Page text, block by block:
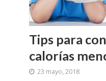
Tips para
calorías
23 mayo, 2018